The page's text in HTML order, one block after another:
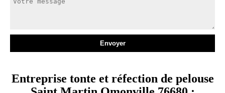
Entreprise tonte et réfection de pelouse